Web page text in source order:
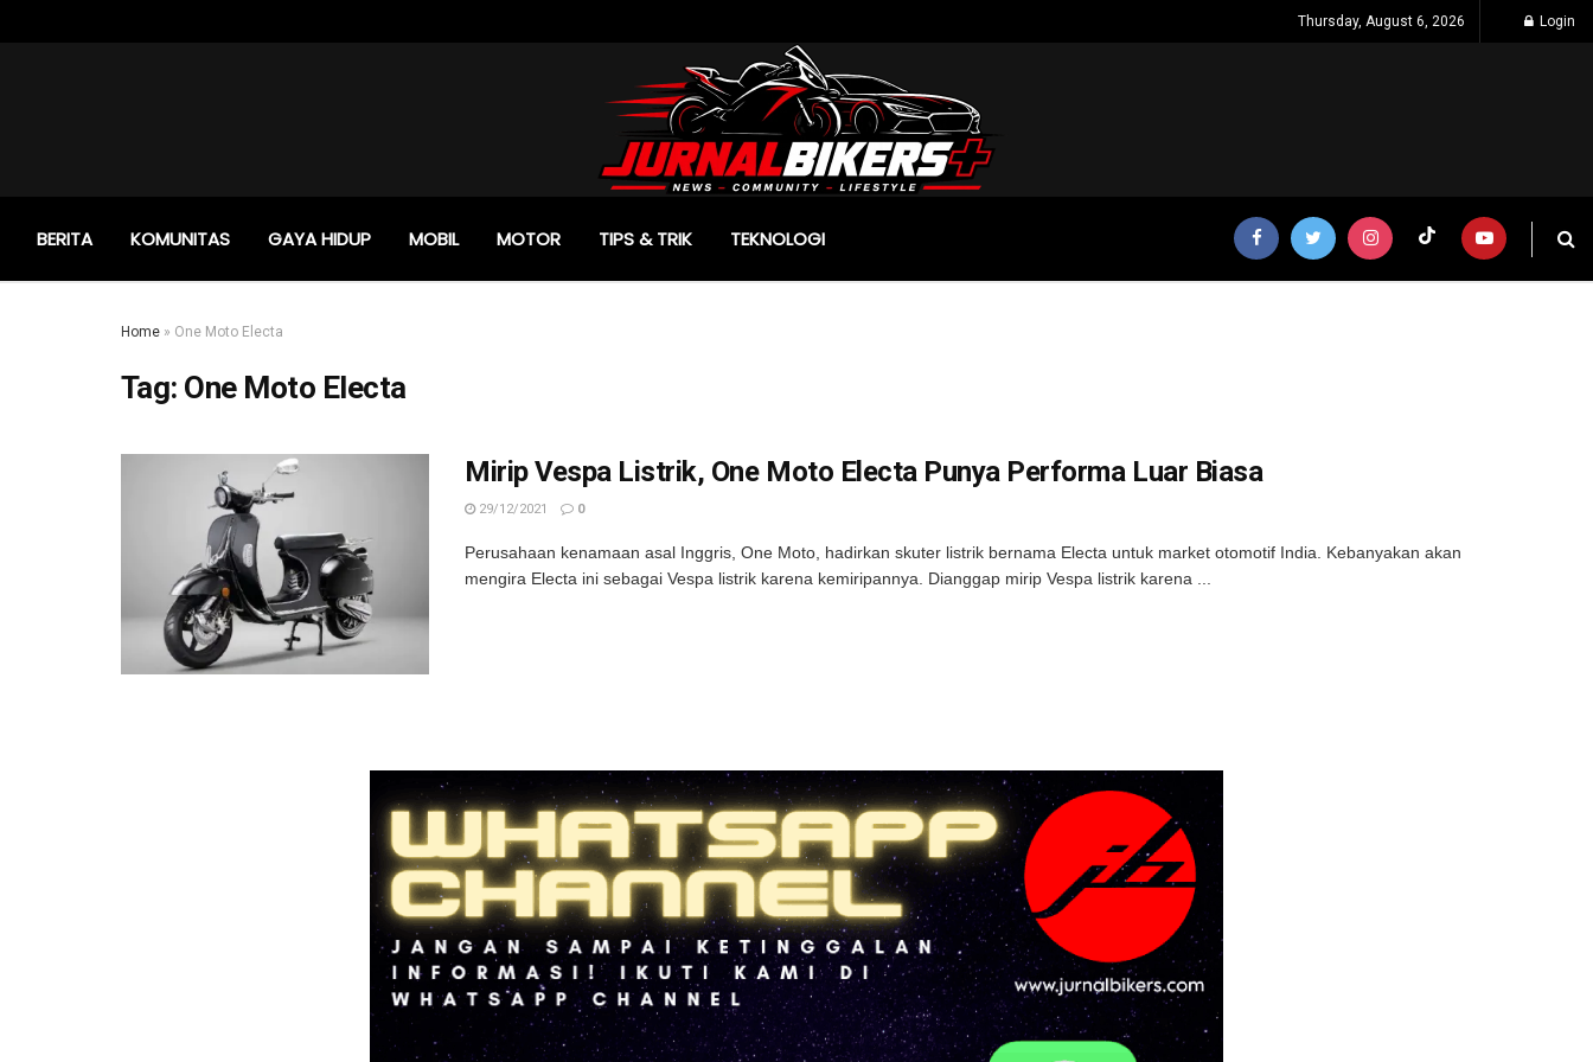
Thursday, August 6, 2026 Login
BERITA KOMUNITAS GAYA HIDUP MOBIL MOTOR TIPS & TRIK TEKNOLOGI
Home » One Moto Electa
Tag: One Moto Electa
Mirip Vespa Listrik, One Moto Electa Punya Performa Luar Biasa
29/12/2021 0
Perusahaan kenamaan asal Inggris, One Moto, hadirkan skuter listrik bernama Electa untuk market otomotif India. Kebanyakan akan
mengira Electa ini sebagai Vespa listrik karena kemiripannya. Dianggap mirip Vespa listrik karena ...